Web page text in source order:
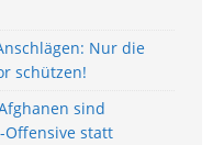
Nur die
schützen!
sind
statt